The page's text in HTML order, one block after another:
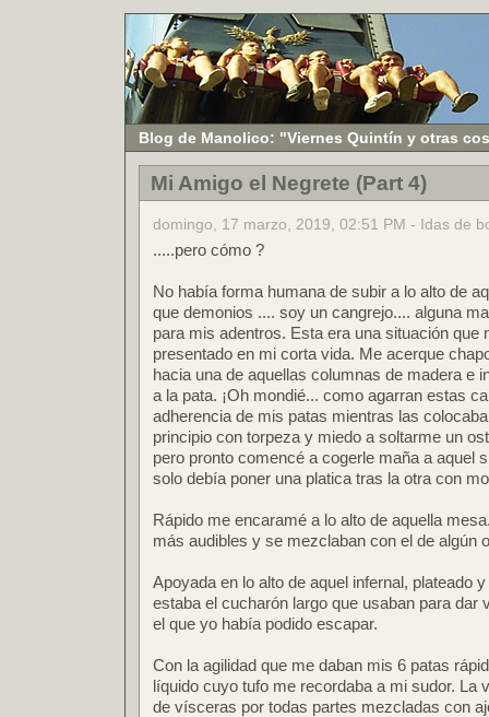
Blog de Manolico: "Viernes Quintín y otras
Mi Amigo el Negrete (Part 4)
domingo, 17 marzo, 2019, 02:51 PM - Idas de
.....pero cómo ?
No había forma humana de subir a lo alto de
que demonios .... soy un cangrejo.... alguna
para mis adentros. Esta era una situación que
presentado en mi corta vida. Me acerque
hacia una de aquellas columnas de madera e
a la pata. ¡Oh mondié... como agarran estas
adherencia de mis patas mientras las
principio con torpeza y miedo a soltarme un
pero pronto comencé a cogerle maña a aquel
solo debía poner una platica tras la otra con
Rápido me encaramé a lo alto de aquella
más audibles y se mezclaban con el de algún
Apoyada en lo alto de aquel infernal, plateado
estaba el cucharón largo que usaban para dar
el que yo había podido escapar.
Con la agilidad que me daban mis 6 patas
líquido cuyo tufo me recordaba a mi sudor. La
de vísceras por todas partes mezcladas con